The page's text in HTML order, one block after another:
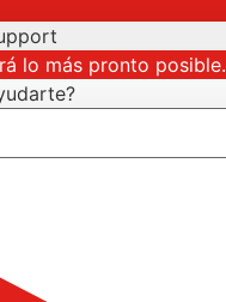
lo más pronto posible.